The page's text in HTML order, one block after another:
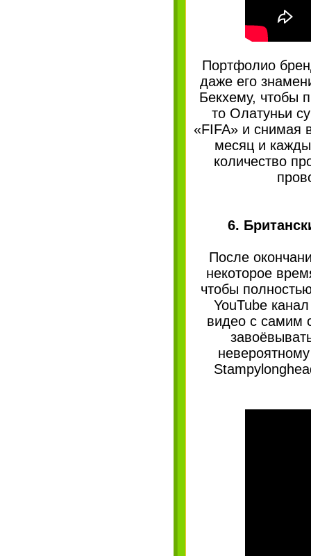
Портфолио
даже его
Бекхему, чтобы
то Олатуньи
«FIFA» и снимая
месяц и
количество
6.
После
некоторое
чтобы
YouTube
видео с самим